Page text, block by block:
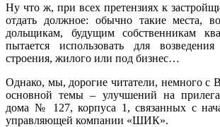
Ну что ж, при всех претензиях к
отдать должное: обычно такие места,
дольщикам, будущим собственникам
пытается использовать для
строения, жилого или под бизнес…
Однако, мы, дорогие читатели, немного с
основной темы – улучшений на
дома № 127, корпуса 1, связанных с
управляющей компании «ШИК».